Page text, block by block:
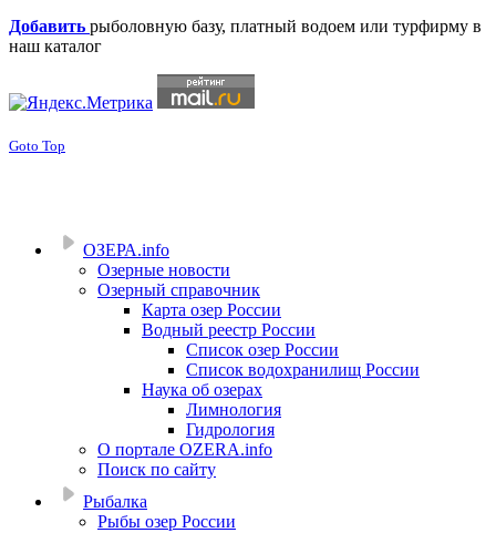
Добавить рыболовную базу, платный водоем или турфирму в
наш каталог
Goto Top
ОЗЕРА.info
Озерные новости
Озерный справочник
Карта озер России
Водный реестр России
Список озер России
Список водохранилищ России
Наука об озерах
Лимнология
Гидрология
О портале OZERA.info
Поиск по сайту
Рыбалка
Рыбы озер России